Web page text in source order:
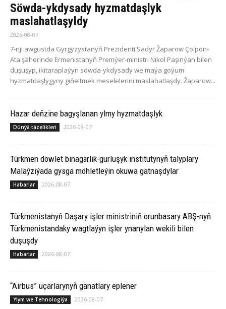
Söwda-ykdysady hyzmatdaşlyk
maslahatlaşyldy
2026-08-07
7-nji awgustda Gyrgyzystanyň Prezidenti Sadyr Žaparow Çolpon-
Ata şäherinde Ermenistanyň Premýer-ministri Nikol Paşinýan bilen
duşuşyp, ikitaraplaýyn söwda-ykdysady we maýa goýum
hyzmatdaşlygyny giňeltmek meselelerini maslahatlaşdy. Žaparow...
Hazar deňzine bagyşlanan ylmy hyzmatdaşlyk
Dünýä täzelikleri 2026-08-07
Türkmen döwlet binagärlik-gurluşyk institutynyň talyplary
Malaýziýada gysga möhletleýin okuwa gatnaşdylar
Habarlar 2026-08-07
Türkmenistanyň Daşary işler ministriniň orunbasary ABŞ-nyň
Türkmenistandaky wagtlaýyn işler ynanylan wekili bilen
duşuşdy
Habarlar 2026-08-07
“Airbus” uçarlarynyň ganatlary eplener
Ylym we Tehnologiýa 2026-08-07